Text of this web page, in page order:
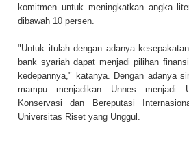
komitmen untuk meningkatkan angka
dibawah 10 persen.
"Untuk itulah dengan adanya
bank syariah dapat menjadi pilihan
kedepannya," katanya. Dengan adanya
mampu menjadikan Unnes menjadi
Konservasi dan Bereputasi
Universitas Riset yang Unggul.